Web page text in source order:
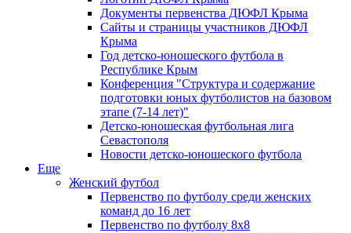
Документы первенства ДЮФЛ Крыма
Сайты и страницы участников ДЮФЛ
Крыма
Год детско-юношеского футбола в
Республике Крым
Конференция "Структура и содержание
подготовки юных футболистов на базовом
этапе (7-14 лет)"
Детско-юношеская футбольная лига
Севастополя
Новости детско-юношеского футбола
Еще
Женский футбол
Первенство по футболу среди женских
команд до 16 лет
Первенство по футболу 8х8